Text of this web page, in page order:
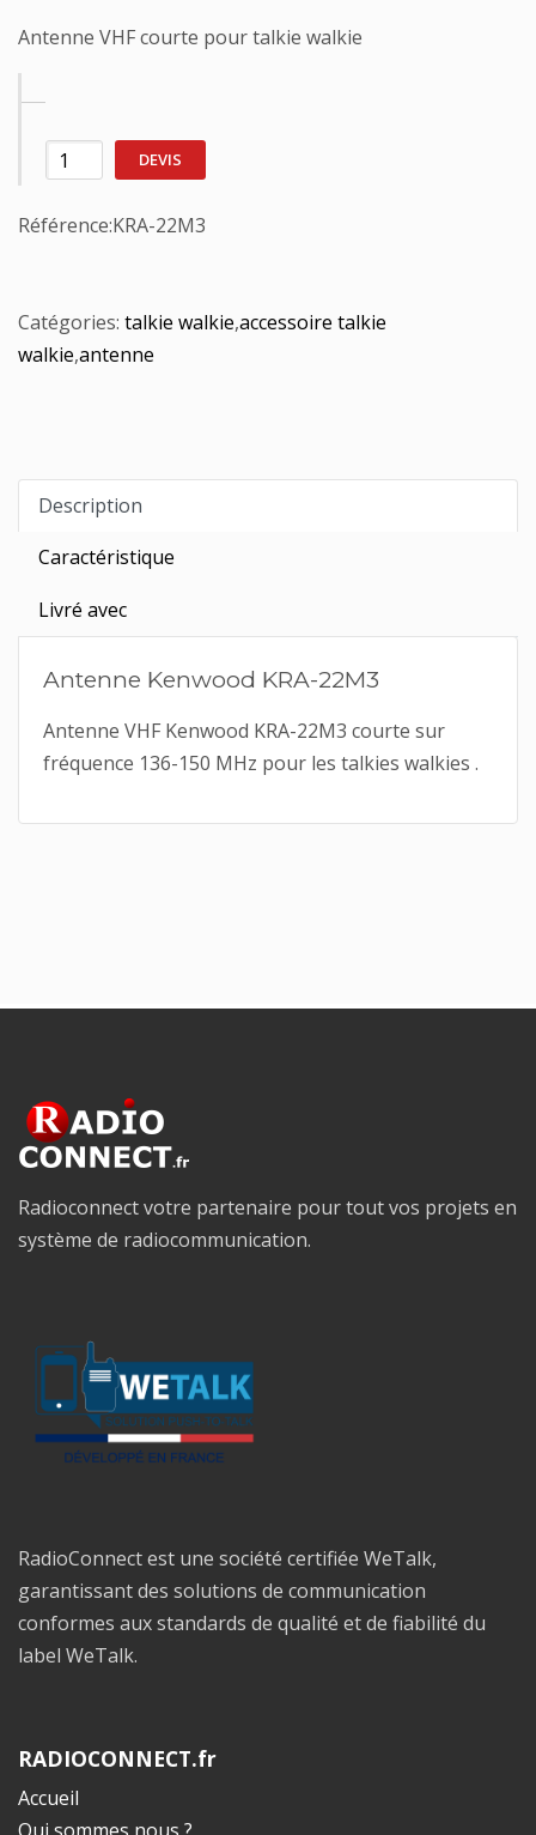
Antenne VHF courte pour talkie walkie
DEVIS
Référence:KRA-22M3
Catégories: talkie walkie,accessoire talkie
walkie,antenne
Description
Caractéristique
Livré avec
Antenne Kenwood KRA-22M3
Antenne VHF Kenwood KRA-22M3 courte sur
fréquence 136-150 MHz pour les talkies walkies .
Radioconnect votre partenaire pour tout vos projets en
système de radiocommunication.
RadioConnect est une société certifiée WeTalk,
garantissant des solutions de communication
conformes aux standards de qualité et de fiabilité du
label WeTalk.
RADIOCONNECT.fr
Accueil